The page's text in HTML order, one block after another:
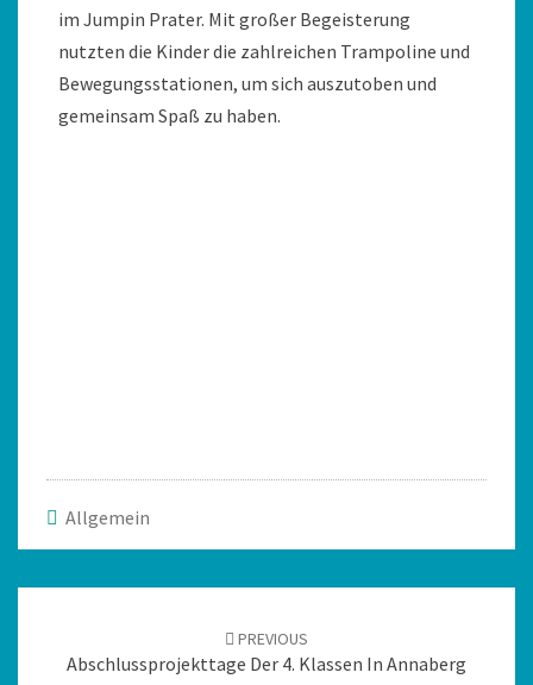
im Jumpin Prater. Mit großer Begeisterung
nutzten die Kinder die zahlreichen Trampoline und
Bewegungsstationen, um sich auszutoben und
gemeinsam Spaß zu haben.
Allgemein
PREVIOUS
Abschlussprojekttage Der 4. Klassen In Annaberg